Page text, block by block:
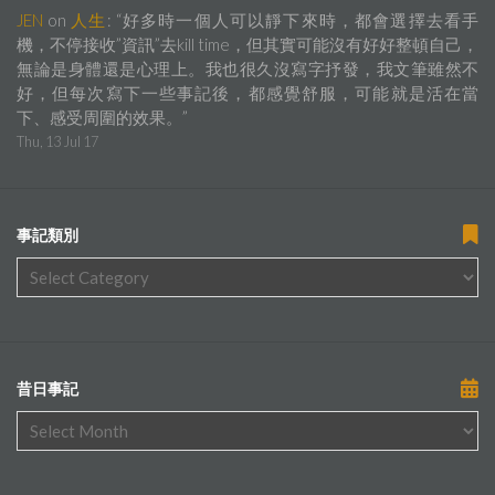
JEN on 人生 : “好多時一個人可以靜下來時，都會選擇去看手
機，不停接收”資訊”去kill time，但其實可能沒有好好整頓自己，
無論是身體還是心理上。我也很久沒寫字抒發，我文筆雖然不
好，但每次寫下一些事記後，都感覺舒服，可能就是活在當
下、感受周圍的效果。 ”
Thu, 13 Jul 17
事記類別
昔日事記